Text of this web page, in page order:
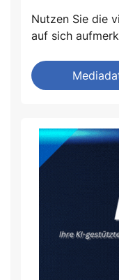
Nutzen Sie die
auf sich